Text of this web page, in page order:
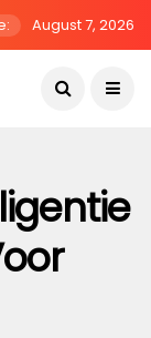
August 7, 2026